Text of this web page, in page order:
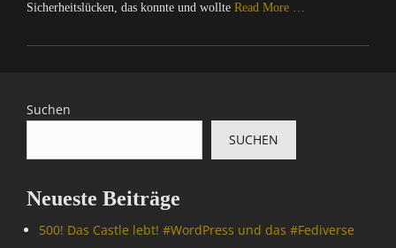
Sicherheitslücken, das konnte und wollte Read More …
Categories
o
r
p
s
Suchen
SUCHEN
Neueste Beiträge
500! Das Castle lebt! #WordPress und das #Fediverse